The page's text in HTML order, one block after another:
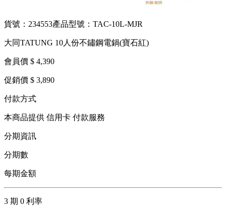
貨號：234553產品型號：TAC-10L-MJR
大同TATUNG 10人份不鏽鋼電鍋(寶石紅)
會員價 $ 4,390
促銷價 $ 3,890
付款方式
本商品提供 信用卡 付款服務
分期資訊
分期數
每期金額
3 期 0 利率